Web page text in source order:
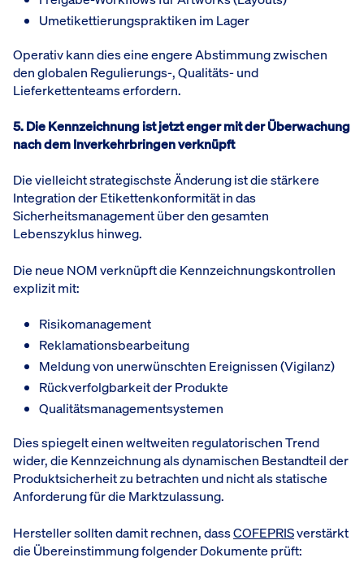
Umetikettierungspraktiken im Lager
Operativ kann dies eine engere Abstimmung zwischen
den globalen Regulierungs-, Qualitäts- und
Lieferkettenteams erfordern.
5. Die Kennzeichnung ist jetzt enger mit der Überwachung
nach dem Inverkehrbringen verknüpft
Die vielleicht strategischste Änderung ist die stärkere
Integration der Etikettenkonformität in das
Sicherheitsmanagement über den gesamten
Lebenszyklus hinweg.
Die neue NOM verknüpft die Kennzeichnungskontrollen
explizit mit:
Risikomanagement
Reklamationsbearbeitung
Meldung von unerwünschten Ereignissen (Vigilanz)
Rückverfolgbarkeit der Produkte
Qualitätsmanagementsystemen
Dies spiegelt einen weltweiten regulatorischen Trend
wider, die Kennzeichnung als dynamischen Bestandteil der
Produktsicherheit zu betrachten und nicht als statische
Anforderung für die Marktzulassung.
Hersteller sollten damit rechnen, dassCOFEPRISverstärkt
die Übereinstimmung folgender Dokumente prüft: